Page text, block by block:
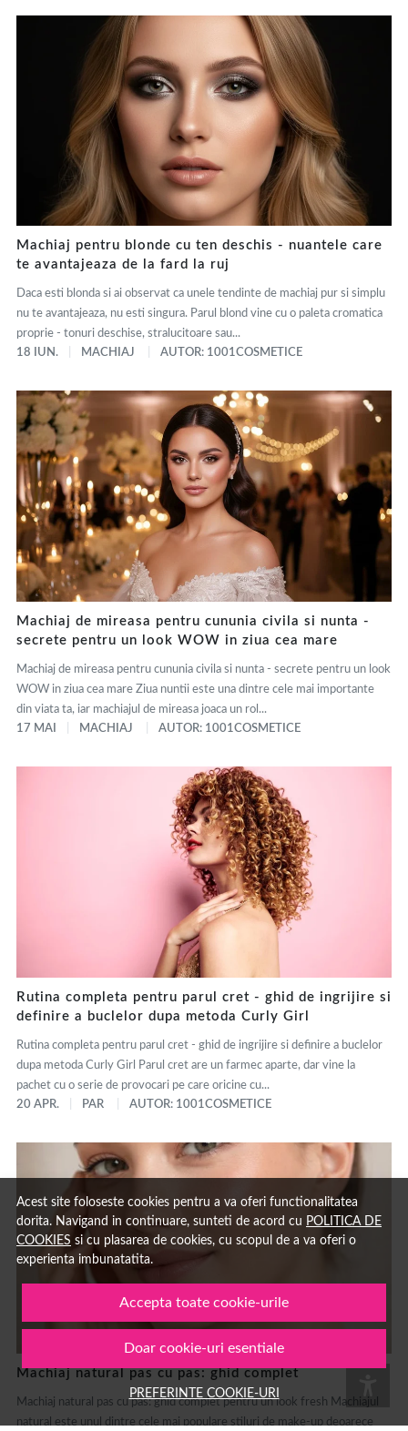
Acest site foloseste cookies pentru a va oferi functionalitatea
dorita. Navigand in continuare, sunteti de acord cu POLITICA DE
COOKIES si cu plasarea de cookies, cu scopul de a va oferi o
experienta imbunatatita.
Accepta toate cookie-urile
Doar cookie-uri esentiale
PREFERINTE COOKIE-URI
Machiaj pentru blonde cu ten deschis - nuantele care
te avantajeaza de la fard la ruj
Daca esti blonda si ai observat ca unele tendinte de machiaj pur si simplu
nu te avantajeaza, nu esti singura. Parul blond vine cu o paleta cromatica
proprie - tonuri deschise, stralucitoare sau...
18 IUN.
MACHIAJ AUTOR: 1001COSMETICE
Machiaj de mireasa pentru cununia civila si nunta -
secrete pentru un look WOW in ziua cea mare
Machiaj de mireasa pentru cununia civila si nunta - secrete pentru un look
WOW in ziua cea mare Ziua nuntii este una dintre cele mai importante
din viata ta, iar machiajul de mireasa joaca un rol...
17 MAI
MACHIAJ AUTOR: 1001COSMETICE
Rutina completa pentru parul cret - ghid de ingrijire si
definire a buclelor dupa metoda Curly Girl
Rutina completa pentru parul cret - ghid de ingrijire si definire a buclelor
dupa metoda Curly Girl Parul cret are un farmec aparte, dar vine la
pachet cu o serie de provocari pe care oricine cu...
20 APR.
PAR AUTOR: 1001COSMETICE
Machiaj natural pas cu pas: ghid complet
Machiaj natural pas cu pas: ghid complet pentru un look fresh Machiajul
natural este unul dintre cele mai populare stiluri de make-up deoarece